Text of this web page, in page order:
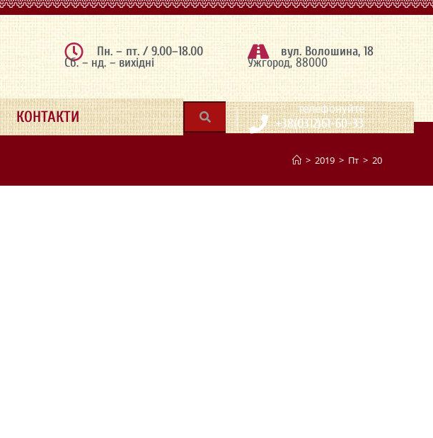
Пн. – пт. / 9.00–18.00
Сб. – нд. – вихідні
вул. Волошина, 18
Ужгород, 88000
КОНТАКТИ | телефонуйте
+38(0312)61-60-33
> 2019 > Пт > 20